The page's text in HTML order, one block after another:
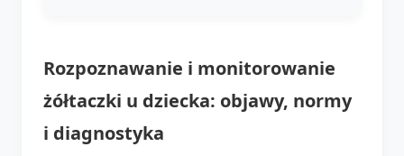
Rozpoznawanie i monitorowanie
żółtaczki u dziecka: objawy, normy
i diagnostyka